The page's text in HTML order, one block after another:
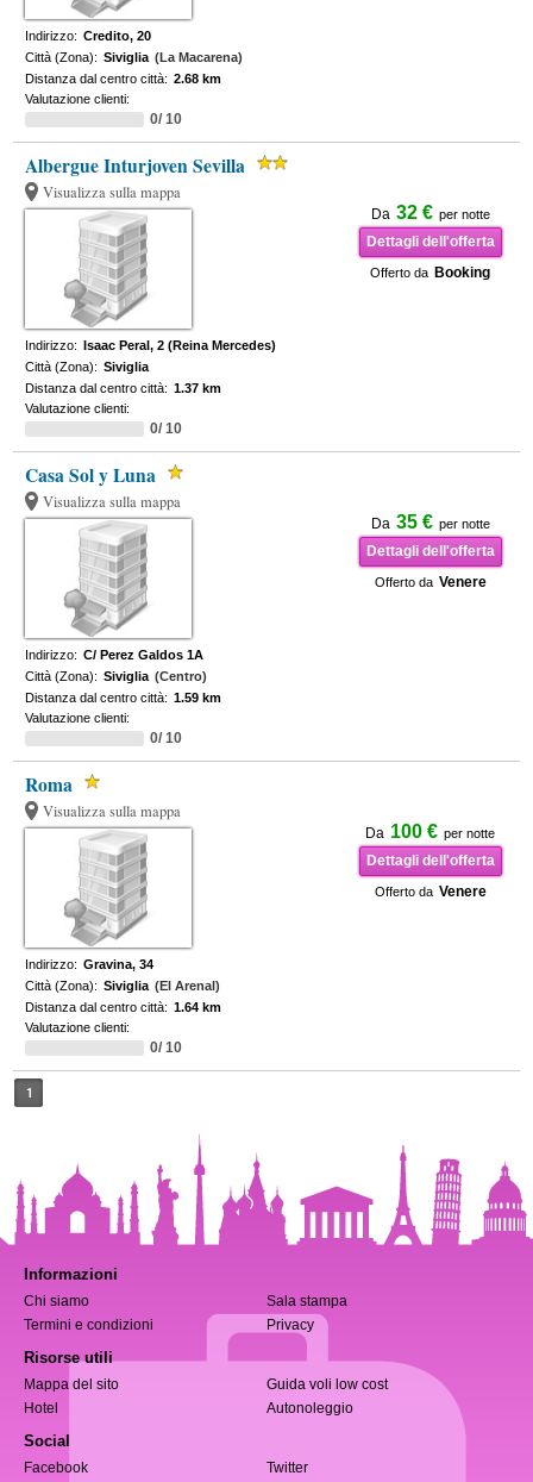
Indirizzo: Credito, 20
Città (Zona): Siviglia (La Macarena)
Distanza dal centro città: 2.68 km
Valutazione clienti:
0/ 10
Albergue Inturjoven Sevilla
Visualizza sulla mappa
Da 32 € per notte
Dettagli dell'offerta
Offerto da Booking
Indirizzo: Isaac Peral, 2 (Reina Mercedes)
Città (Zona): Siviglia
Distanza dal centro città: 1.37 km
Valutazione clienti:
0/ 10
Casa Sol y Luna
Visualizza sulla mappa
Da 35 € per notte
Dettagli dell'offerta
Offerto da Venere
Indirizzo: C/ Perez Galdos 1A
Città (Zona): Siviglia (Centro)
Distanza dal centro città: 1.59 km
Valutazione clienti:
0/ 10
Roma
Visualizza sulla mappa
Da 100 € per notte
Dettagli dell'offerta
Offerto da Venere
Indirizzo: Gravina, 34
Città (Zona): Siviglia (El Arenal)
Distanza dal centro città: 1.64 km
Valutazione clienti:
0/ 10
1
Informazioni
Chi siamo
Sala stampa
Termini e condizioni
Privacy
Risorse utili
Mappa del sito
Guida voli low cost
Hotel
Autonoleggio
Social
Facebook Twitter